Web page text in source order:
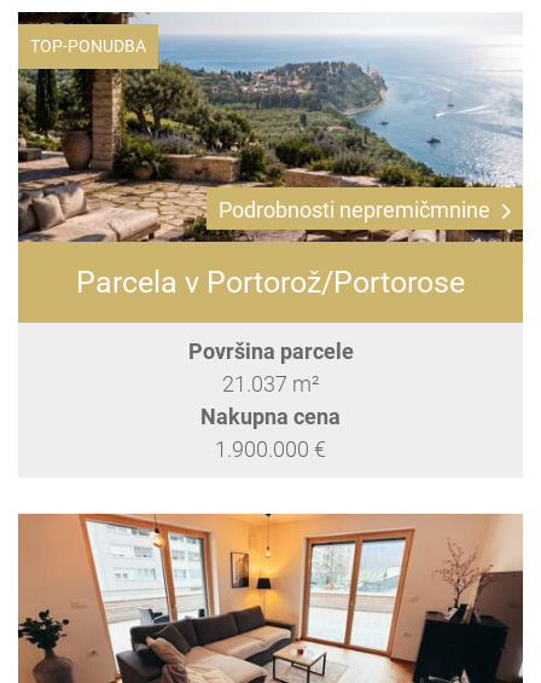
TOP-PONUDBA
Podrobnosti nepremičmnine
Parcela v Portorož/Portorose
Površina parcele
21.037 m²
Nakupna cena
1.900.000 €